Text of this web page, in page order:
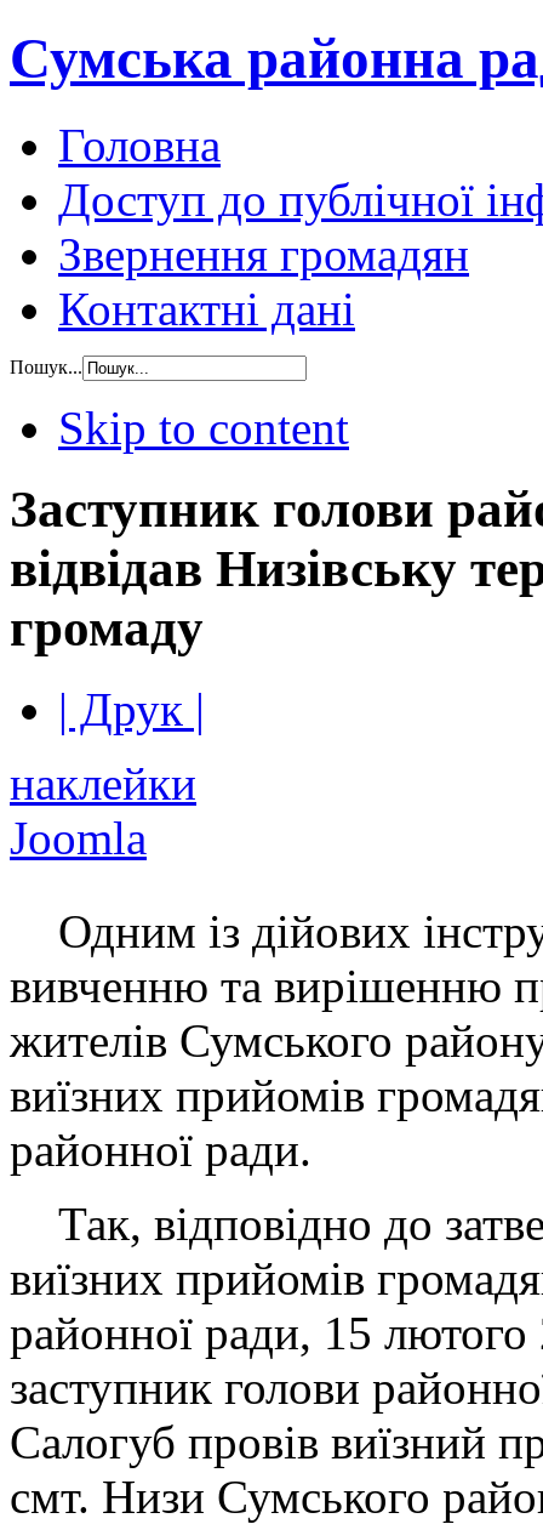
Сумська районна
Головна
Доступ до публічної
Звернення громадян
Контактні дані
Пошук...
Skip to content
Заступник голови
відвідав Низівську
громаду
| Друк |
наклейки
Joomla
Одним із дійових
вивченню та вирішенню
жителів Сумського
виїзних прийомів
районної ради.
Так, відповідно до
виїзних прийомів
районної ради, 15
заступник голови
Салогуб провів виїзний
смт. Низи Сумського